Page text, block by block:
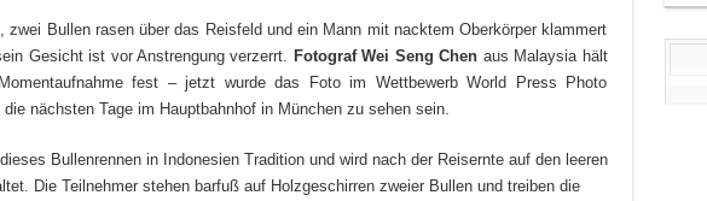
zwei Bullen rasen über das Reisfeld und ein Mann mit nacktem Oberkörper klammert
Gesicht ist vor Anstrengung verzerrt. Fotograf Wei Seng Chen aus Malaysia hält
fest – jetzt wurde das Foto im Wettbewerb World Press Photo
nächsten Tage im Hauptbahnhof in München zu sehen sein.
Bullenrennen in Indonesien Tradition und wird nach der Reisernte auf den leeren
Die Teilnehmer stehen barfuß auf Holzgeschirren zweier Bullen und treiben die